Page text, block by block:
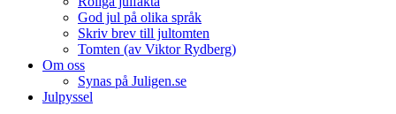
God jul på olika språk
Skriv brev till jultomten
Tomten (av Viktor Rydberg)
Om oss
Synas på Juligen.se
Julpyssel